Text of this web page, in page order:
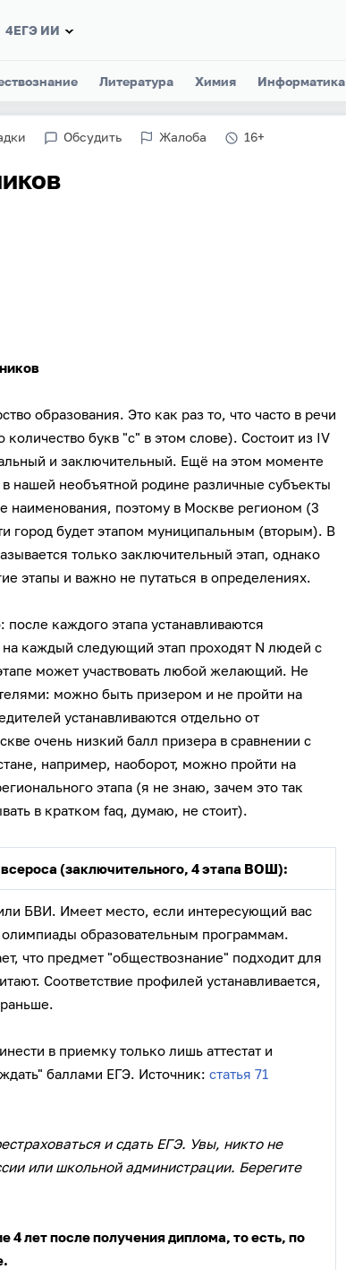
4ЕГЭ ИИ
Литература Химия Информатика
Обсудить Жалоба 16+
образования. Это как раз то, что часто в речи
букв "с" в этом слове). Состоит из IV
и заключительный. Ещё на этом моменте
нашей необъятной родине различные субъекты
наименования, поэтому в Москве регионом (3
город будет этапом муниципальным (вторым). В
только заключительный этап, однако
этапы и важно не путаться в определениях.
каждого этапа устанавливаются
каждый следующий этап проходят N людей с
может участвовать любой желающий. Не
можно быть призером и не пройти на
устанавливаются отдельно от
очень низкий балл призера в сравнении с
например, наоборот, можно пройти на
этапа (я не знаю, зачем это так
в кратком faq, думаю, не стоит).
(заключительного, 4 этапа ВОШ):
БВИ. Имеет место, если интересующий вас
олимпиады образовательным программам.
что предмет "обществознание" подходит для
Соответствие профилей устанавливается,
в приемку только лишь аттестат и
баллами ЕГЭ. Источник: статья 71
и сдать ЕГЭ. Увы, никто не
или школьной администрации. Берегите
4 лет после получения диплома, то есть, по